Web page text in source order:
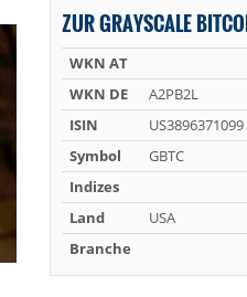
ZUR GRAYSCALE
WKN AT
WKN DE
A2PB2L
ISIN
US3896371099
Symbol
GBTC
Indizes
Land
USA
Branche